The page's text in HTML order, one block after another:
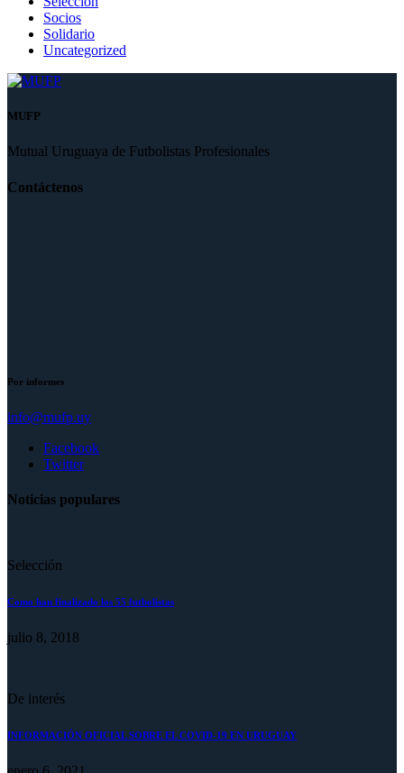
Socios
Solidario
Uncategorized
MUFP
Mutual Uruguaya de Futbolistas Profesionales
Contáctenos
Por informes
info@mufp.uy
Facebook
Twitter
Noticias populares
Selección
Como han finalizado los 55 futbolistas
julio 8, 2018
De interés
INFORMACIÓN OFICIAL SOBRE EL COVID-19 EN URUGUAY